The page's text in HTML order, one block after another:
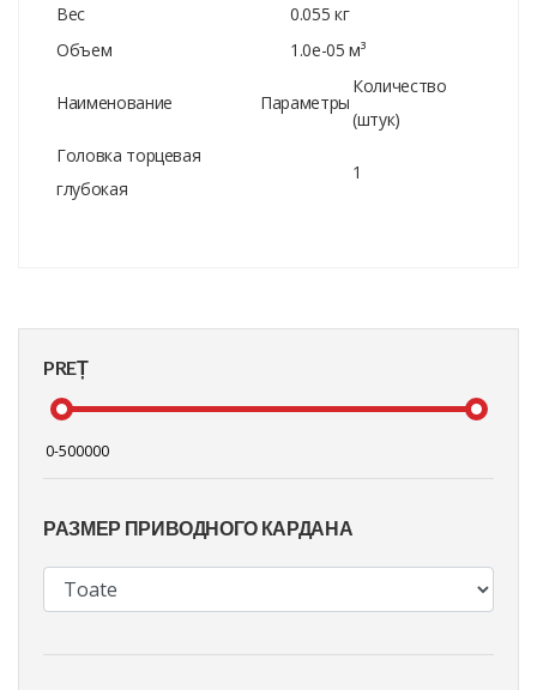
PREȚ
РАЗМЕР ПРИВОДНОГО КАРДАНА
Вес
0.055 кг
Объем
1.0e-05 м³
Наименование Параметры
Количество
(штук)
Головка торцевая
глубокая
1